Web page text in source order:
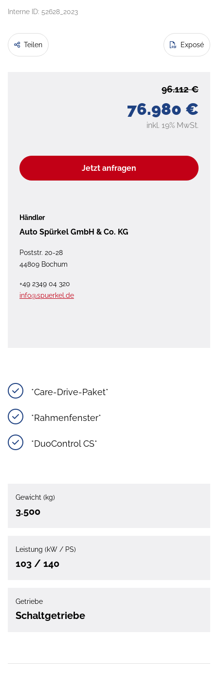
Interne ID: 52628_2023
Teilen Exposé
76.980 €
96.112 €
inkl. 19% MwSt.
Jetzt anfragen
Händler
Auto Spürkel GmbH & Co. KG
Poststr. 20-28
44809 Bochum
+49 2349 04 320
info@spuerkel.de
*Care-Drive-Paket*
*Rahmenfenster*
*DuoControl CS*
Gewicht (kg)
3.500
Leistung (kW / PS)
103 / 140
Getriebe
Schaltgetriebe